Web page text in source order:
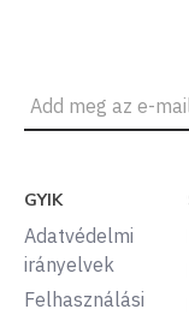
GYIK
Adatvédelmi
irányelvek
Felhasználási